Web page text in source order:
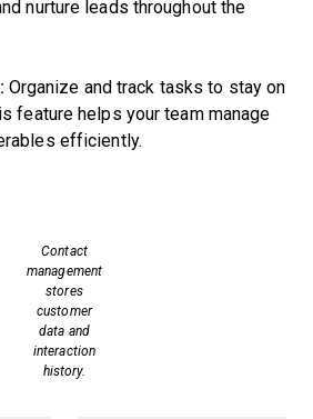
nurture leads throughout the
Organize and track tasks to stay on
feature helps your team manage
efficiently.
Contact
management
stores
customer
data and
interaction
history.